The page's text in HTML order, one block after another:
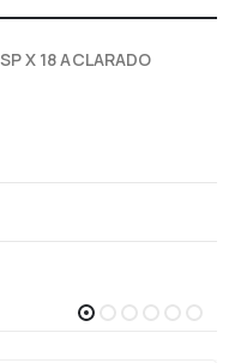
X 18 ACLARADO